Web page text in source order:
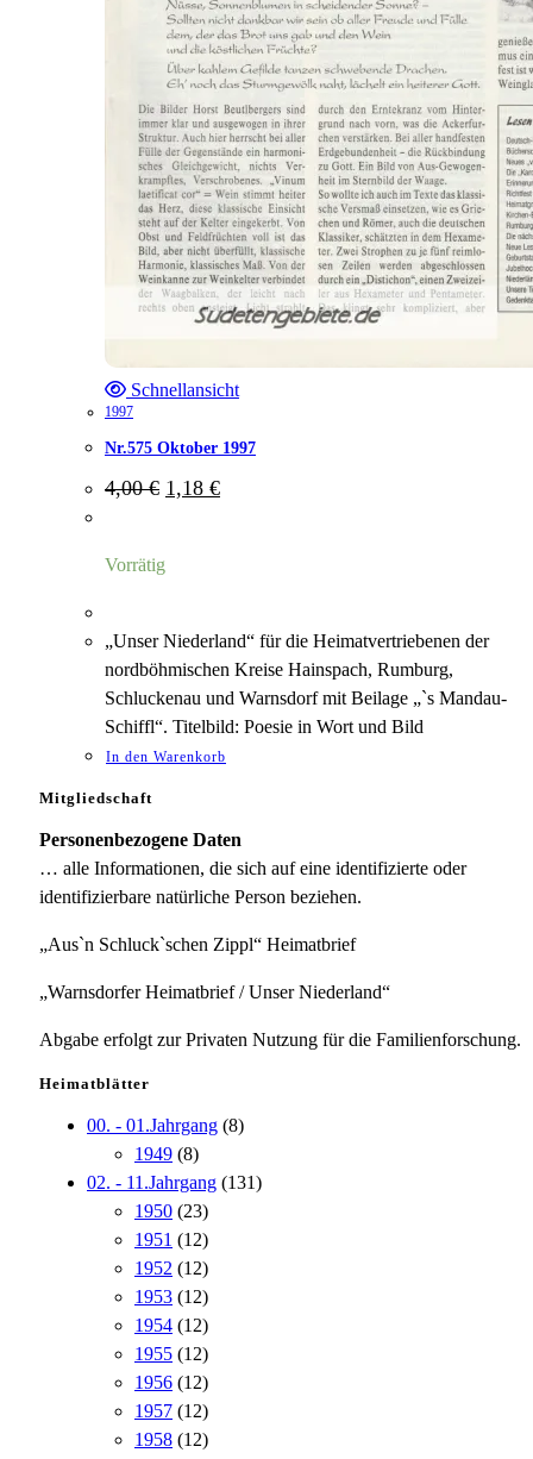
Schnellansicht
1997
Nr.575 Oktober 1997
4,00€ Ursprünglicher
Preis
1,18 €Aktueller
Preis
Vorrätig
„Unser Niederland“ für die Heimatvertriebenen der
nordböhmischen Kreise Hainspach, Rumburg,
Schluckenau und Warnsdorf mit Beilage „`s Mandau-
Schiffl“. Titelbild: Poesie in Wort und Bild
In den Warenkorb
Mitgliedschaft
Personenbezogene Daten
… alle Informationen, die sich auf eine identifizierte oder
identifizierbare natürliche Person beziehen.
„Aus`n Schluck`schen Zippl“ Heimatbrief
„Warnsdorfer Heimatbrief / Unser Niederland“
Abgabe erfolgt zur Privaten Nutzung für die Familienforschung.
Heimatblätter
00. - 01.Jahrgang (8)
1949 (8)
02. - 11.Jahrgang (131)
1950 (23)
1951 (12)
1952 (12)
1953 (12)
1954 (12)
1955 (12)
1956 (12)
1957 (12)
1958 (12)